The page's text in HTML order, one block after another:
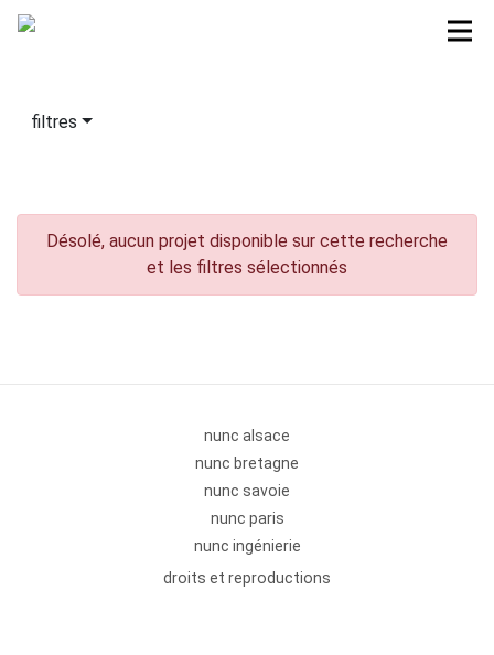
filtres
Désolé, aucun projet disponible sur cette recherche
et les filtres sélectionnés
nunc alsace
nunc bretagne
nunc savoie
nunc paris
nunc ingénierie
droits et reproductions